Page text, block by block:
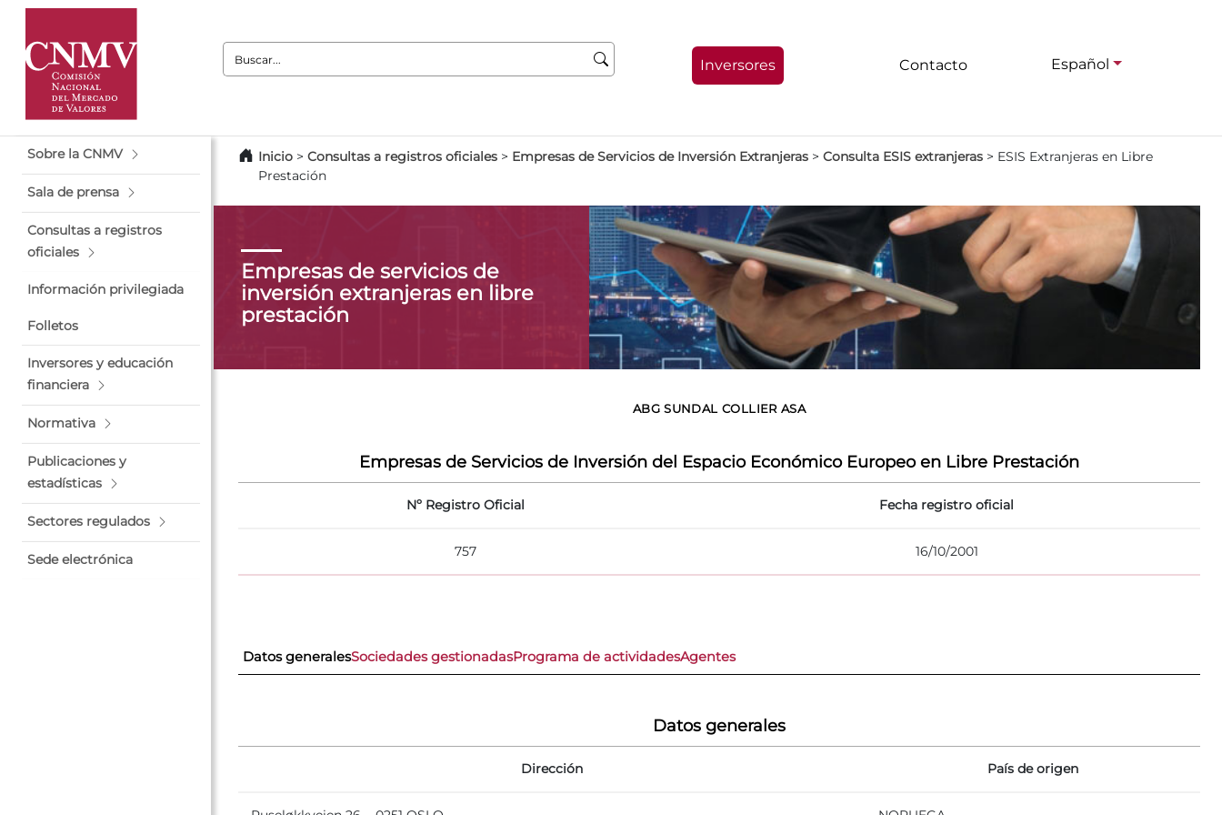
Buscar:
Inversores Contacto Español
Sobre la CNMV
Sala de prensa
Consultas a registros
oficiales
Información privilegiada
Folletos
Inversores y educación
financiera
Normativa
Publicaciones y
estadísticas
Sectores regulados
Sede electrónica
Inicio > Consultas a registros oficiales > Empresas de Servicios de Inversión Extranjeras > Consulta ESIS extranjeras > ESIS Extranjeras en Libre
Prestación
Empresas de servicios de
inversión extranjeras en libre
prestación
ABG SUNDAL COLLIER ASA
Empresas de Servicios de Inversión del Espacio Económico Europeo en Libre Prestación
Nº Registro Oficial Fecha registro oficial
757 16/10/2001
Datos generalesSociedades gestionadasPrograma de actividadesAgentes
Datos generales
Dirección País de origen